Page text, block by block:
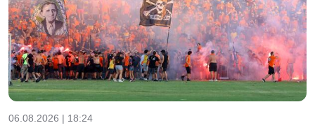
06.08.2026 | 18:24